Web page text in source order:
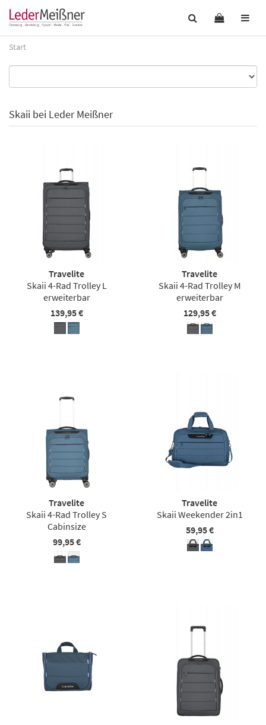
Start
Skaii bei Leder Meißner
Travelite
Skaii 4-Rad Trolley L
erweiterbar
139,95 €
Travelite
Skaii 4-Rad Trolley M
erweiterbar
129,95 €
Travelite
Skaii 4-Rad Trolley S
Cabinsize
99,95 €
Travelite
Skaii Weekender 2in1
59,95 €